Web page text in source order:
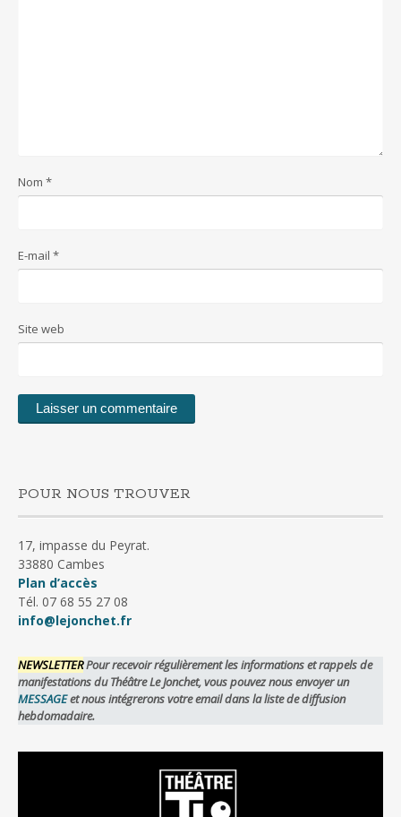
Nom *
E-mail *
Site web
POUR NOUS TROUVER
17, impasse du Peyrat.
33880 Cambes
Plan d’accès
Tél. 07 68 55 27 08
info@lejonchet.fr
NEWSLETTERPour recevoir régulièrement les informations et rappels de
manifestations du Théâtre Le Jonchet, vous pouvez nous envoyer un
MESSAGEet nous intégrerons votre email dans la liste de diffusion
hebdomadaire.